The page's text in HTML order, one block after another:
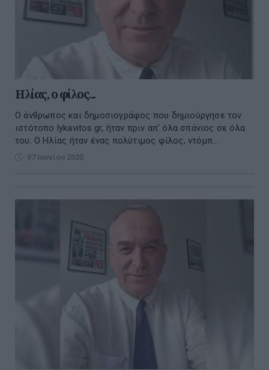
Ηλίας, ο φίλος...
Ο άνθρωπος και δημοσιογράφος που δημιούργησε τον
ιστότοπο lykavitos.gr, ήταν πριν απ’ όλα σπάνιος σε όλα
του. Ο Ηλίας ήταν ένας πολύτιμος φίλος, ντόμπ...
07 Ιουνίου 2025